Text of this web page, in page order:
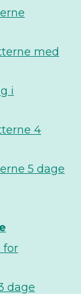
med
i
4
5 dage
for
dage